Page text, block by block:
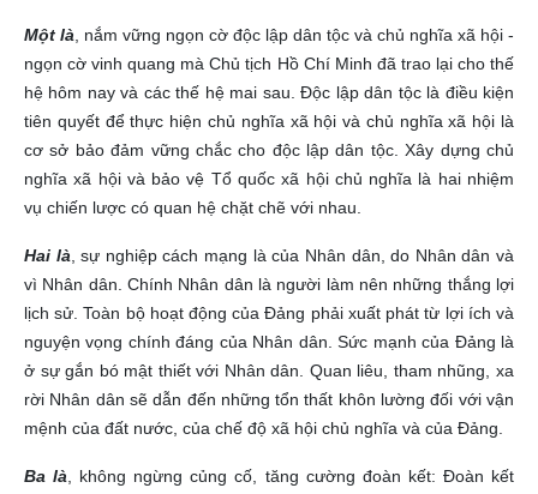
Một là , nắm vững ngọn cờ độc lập dân tộc và chủ nghĩa xã hội -
ngọn cờ vinh quang mà Chủ tịch Hồ Chí Minh đã trao lại cho thế
hệ hôm nay và các thế hệ mai sau. Độc lập dân tộc là điều kiện
tiên quyết để thực hiện chủ nghĩa xã hội và chủ nghĩa xã hội là
cơ sở bảo đảm vững chắc cho độc lập dân tộc. Xây dựng chủ
nghĩa xã hội và bảo vệ Tổ quốc xã hội chủ nghĩa là hai nhiệm
vụ chiến lược có quan hệ chặt chẽ với nhau.
Hai là , sự nghiệp cách mạng là của Nhân dân, do Nhân dân và
vì Nhân dân. Chính Nhân dân là người làm nên những thắng lợi
lịch sử. Toàn bộ hoạt động của Đảng phải xuất phát từ lợi ích và
nguyện vọng chính đáng của Nhân dân. Sức mạnh của Đảng là
ở sự gắn bó mật thiết với Nhân dân. Quan liêu, tham nhũng, xa
rời Nhân dân sẽ dẫn đến những tổn thất khôn lường đối với vận
mệnh của đất nước, của chế độ xã hội chủ nghĩa và của Đảng.
Ba là , không ngừng củng cố, tăng cường đoàn kết: Đoàn kết